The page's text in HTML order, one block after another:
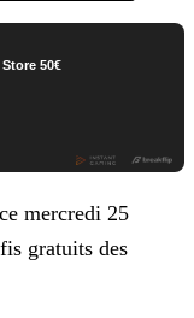
50€
mercredi 25
gratuits des